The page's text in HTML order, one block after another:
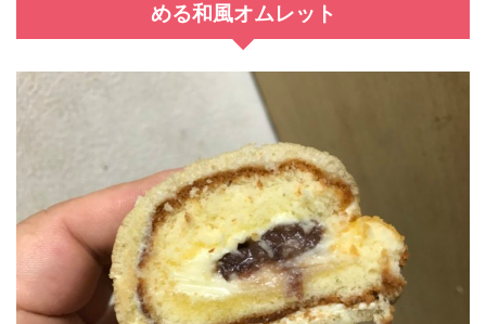
める和風オムレット